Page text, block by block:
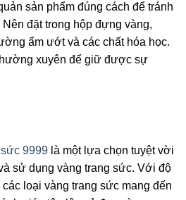
sản phẩm đúng cách để tránh
đặt trong hộp đựng vàng,
ẩm ướt và các chất hóa học.
xuyên để giữ được sự
9999 là một lựa chọn tuyệt vời
sử dụng vàng trang sức. Với độ
loại vàng trang sức mang đến